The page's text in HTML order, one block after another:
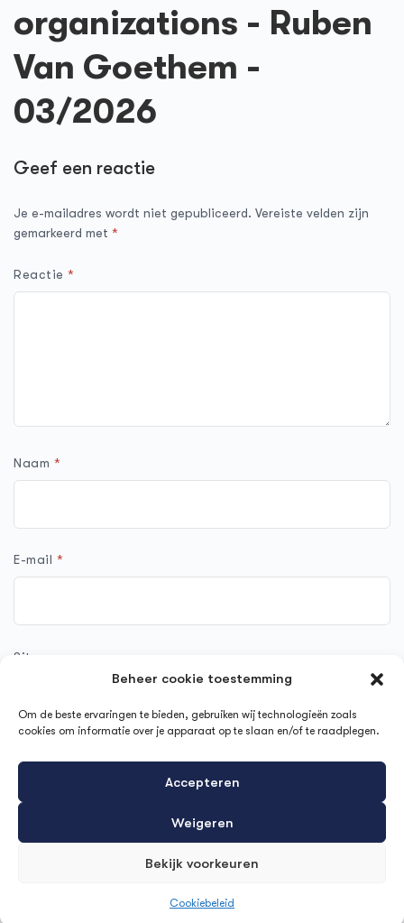
Beheer cookie toestemming
Om de beste ervaringen te bieden, gebruiken wij technologieën zoals
cookies om informatie over je apparaat op te slaan en/of te raadplegen.
Accepteren
Weigeren
Bekijk voorkeuren
Cookiebeleid
organizations - Ruben
Van Goethem -
03/2026
Geef een reactie
Je e-mailadres wordt niet gepubliceerd. Vereiste velden zijn
gemarkeerd met *
Reactie*
Naam *
E-mail *
Site
volgende keer wanneer ik een reactie plaats.